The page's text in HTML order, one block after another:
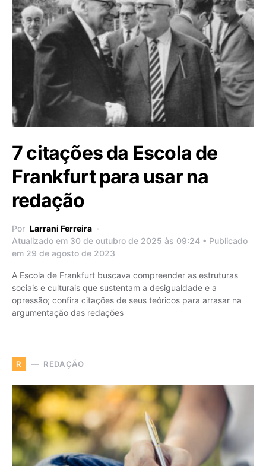
7 citações da Escola de
Frankfurt para usar na
redação
Por Larrani Ferreira
Atualizado em 30 de outubro de 2025 às 09:24 • Publicado
em 29 de agosto de 2023
A Escola de Frankfurt buscava compreender as estruturas
sociais e culturais que sustentam a desigualdade e a
opressão; confira citações de seus teóricos para arrasar na
argumentação das redações
R REDAÇÃO